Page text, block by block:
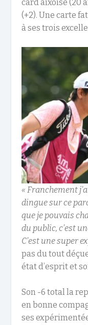
card aixoise (20
(+2). Une carte
à ses trois
« Franchement
dingue sur ce
que je pouvais
du public, c’est
C’est une super
pas du tout
état d’esprit et
Son -6 total la
en bonne
ses